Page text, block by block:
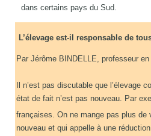
dans certains pays du Sud.
L’élevage est-il responsable de
Par Jérôme BINDELLE, professeur en
Il n’est pas discutable que
état de fait n’est pas nouveau. Par
françaises. On ne mange pas plus de
nouveau et qui appelle à une